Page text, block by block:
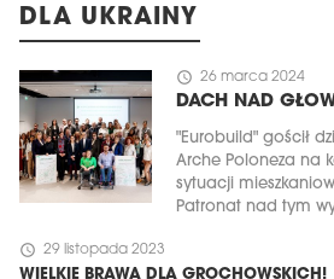
DLA UKRAINY
schedule 26 marca 2024
DACH NAD
"Eurobuild" gościł
Arche Poloneza na
sytuacji
Patronat nad tym
schedule 29 listopada 2023
WIELKIE BRAWA DLA GROCHOWSKICH!